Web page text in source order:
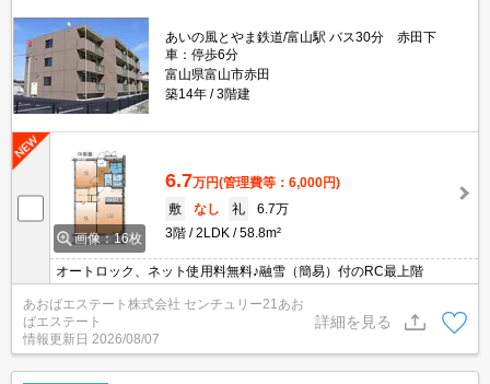
あいの風とやま鉄道/富山駅 バス30分 赤田下
車：停歩6分
富山県富山市赤田
築14年
3階建
画像：16枚
6.7万円(管理費等：6,000円)
敷
なし 礼
6.7万
3階
2LDK 58.8m²
オートロック、ネット使用料無料♪融雪（簡易）付のRC最上階
あおばエステート株式会社 センチュリー21あお
ばエステート
情報更新日 2026/08/07
詳細を見る